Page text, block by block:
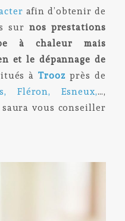
afin d’obtenir de
sur nos prestations
à chaleur mais
et le dépannage de
àTroozprès de
, Fléron,Esneux,…,
vous conseiller